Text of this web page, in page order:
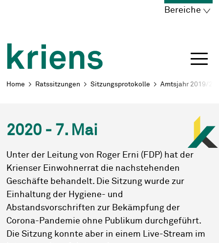
Navigieren in Kriens
Bereiche
Breadcrumb
Home Ratssitzungen Sitzungsprotokolle Amtsjahr 2019/20
2020 - 7. Mai
Unter der Leitung von Roger Erni (FDP) hat der
Krienser Einwohnerrat die nachstehenden
Geschäfte behandelt. Die Sitzung wurde zur
Einhaltung der Hygiene- und
Abstandsvorschriften zur Bekämpfung der
Corona-Pandemie ohne Publikum durchgeführt.
Die Sitzung konnte aber in einem Live-Stream im